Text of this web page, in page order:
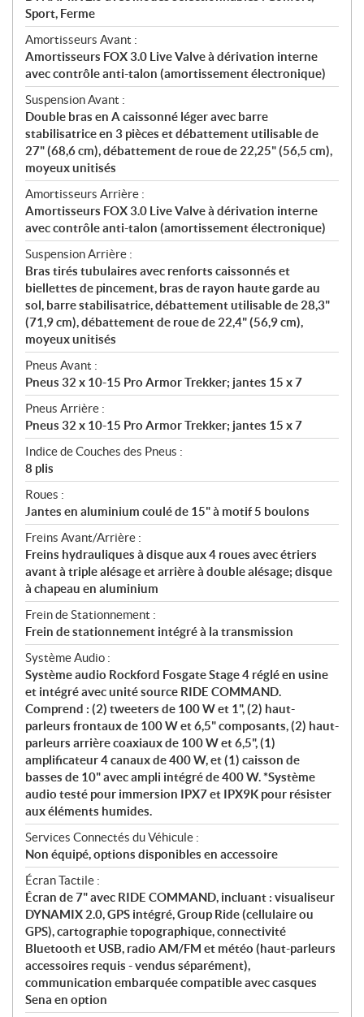
Sport, Ferme
Amortisseurs Avant :
Amortisseurs FOX 3.0 Live Valve à dérivation interne
avec contrôle anti-talon (amortissement électronique)
Suspension Avant :
Double bras en A caissonné léger avec barre
stabilisatrice en 3 pièces et débattement utilisable de
27" (68,6 cm), débattement de roue de 22,25" (56,5 cm),
moyeux unitisés
Amortisseurs Arrière :
Amortisseurs FOX 3.0 Live Valve à dérivation interne
avec contrôle anti-talon (amortissement électronique)
Suspension Arrière :
Bras tirés tubulaires avec renforts caissonnés et
biellettes de pincement, bras de rayon haute garde au
sol, barre stabilisatrice, débattement utilisable de 28,3"
(71,9 cm), débattement de roue de 22,4" (56,9 cm),
moyeux unitisés
Pneus Avant :
Pneus 32 x 10-15 Pro Armor Trekker; jantes 15 x 7
Pneus Arrière :
Pneus 32 x 10-15 Pro Armor Trekker; jantes 15 x 7
Indice de Couches des Pneus :
8 plis
Roues :
Jantes en aluminium coulé de 15" à motif 5 boulons
Freins Avant/Arrière :
Freins hydrauliques à disque aux 4 roues avec étriers
avant à triple alésage et arrière à double alésage; disque
à chapeau en aluminium
Frein de Stationnement :
Frein de stationnement intégré à la transmission
Système Audio :
Système audio Rockford Fosgate Stage 4 réglé en usine
et intégré avec unité source RIDE COMMAND.
Comprend : (2) tweeters de 100 W et 1", (2) haut-
parleurs frontaux de 100 W et 6,5" composants, (2) haut-
parleurs arrière coaxiaux de 100 W et 6,5", (1)
amplificateur 4 canaux de 400 W, et (1) caisson de
basses de 10" avec ampli intégré de 400 W. *Système
audio testé pour immersion IPX7 et IPX9K pour résister
aux éléments humides.
Services Connectés du Véhicule :
Non équipé, options disponibles en accessoire
Écran Tactile :
Écran de 7" avec RIDE COMMAND, incluant : visualiseur
DYNAMIX 2.0, GPS intégré, Group Ride (cellulaire ou
GPS), cartographie topographique, connectivité
Bluetooth et USB, radio AM/FM et météo (haut-parleurs
accessoires requis - vendus séparément),
communication embarquée compatible avec casques
Sena en option